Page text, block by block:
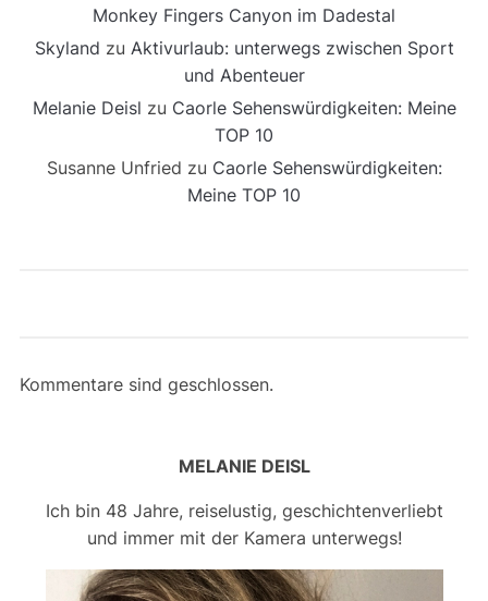
Monkey Fingers Canyon im Dadestal
Skyland zu Aktivurlaub: unterwegs zwischen Sport
und Abenteuer
Melanie Deisl zu Caorle Sehenswürdigkeiten: Meine
TOP 10
Susanne Unfried zu Caorle Sehenswürdigkeiten:
Meine TOP 10
Kommentare sind geschlossen.
MELANIE DEISL
Ich bin 48 Jahre, reiselustig, geschichtenverliebt
und immer mit der Kamera unterwegs!